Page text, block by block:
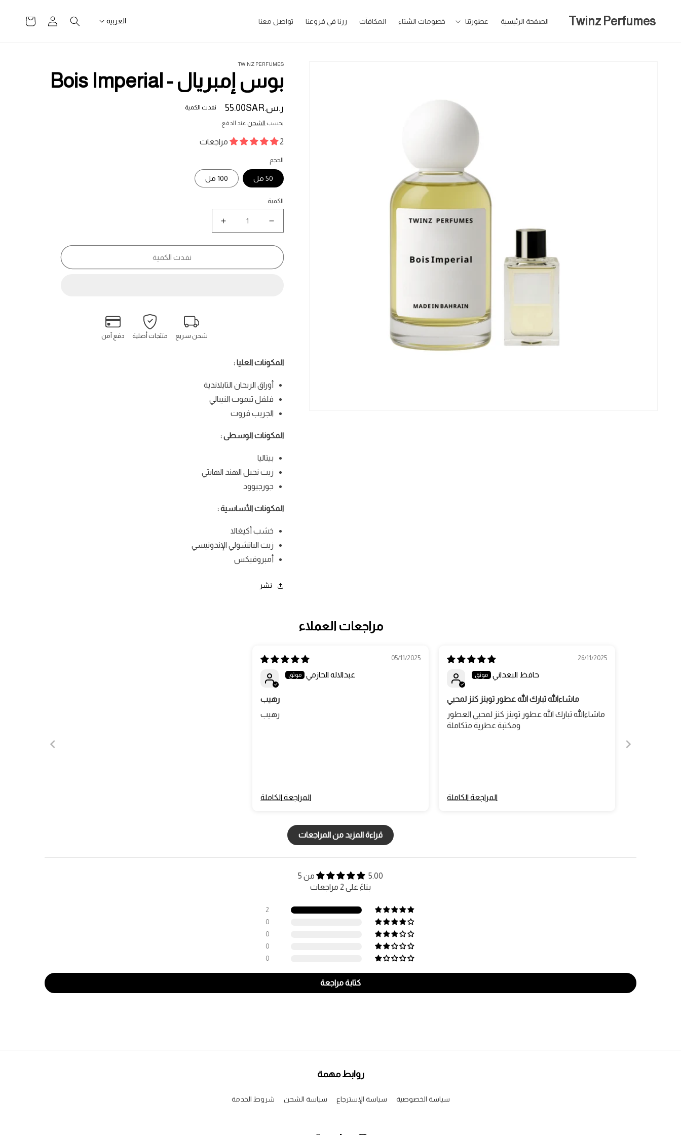
Twinz Perfumes الصفحة الرئيسية عطورتنا خصومات الشتاء المكافآت زرنا في فروعنا تواصل معنا العربية
الدخول
التسوق
TWINZ PERFUMES
بوس إمبريال - Bois Imperial
السعر
المبدئي
ر.س.‏55.00SAR نفدت الكمية
يحسب الشحن عند الدفع.
2 مراجعات
الحجم
50 مل 100 مل
الكمية
كمية
بوس
زيادة
كمية
بوس
نفدت الكمية
شحن سريع منتجات أصلية دفع آمن
المكونات العليا :
أوراق الريحان التايلاندية
فلفل تيموت النيبالي
الجريب فروت
المكونات الوسطى :
بيتاليا
زيت نجيل الهند الهايتي
جورجيوود
المكونات الأساسية :
خشب أكيغالا
زيت الباتشولي الإندونيسي
أمبروفيكس
نشر
مراجعات العملاء
26/11/2025
حافظ البعداني
ماشاءالله تبارك الله عطور توينز كنز لمحبي
ماشاءالله تبارك الله عطور توينز كنز لمحبي العطور
ومكتبة عطرية متكاملة
المراجعة الكاملة
05/11/2025
عبدالاله الحازمي
رهيب
رهيب
المراجعة الكاملة
قراءة المزيد من المراجعات
5.00 من 5
بناءً على 2 مراجعات
2
0
0
0
0
كتابة مراجعة
روابط مهمة
سياسة الخصوصية سياسة الإسترجاع سياسة الشحن شروط الخدمة